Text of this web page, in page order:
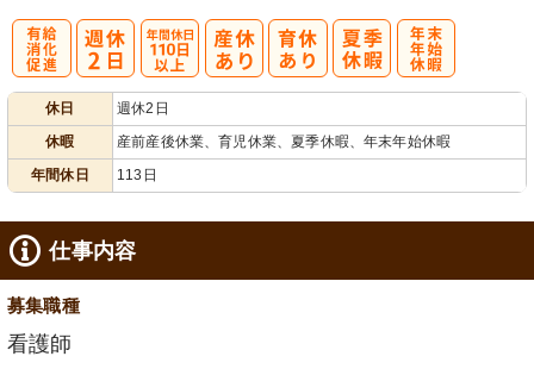
休日
週休2日
休暇
産前産後休業、育児休業、夏季休暇、年末年始休暇
年間休日
113日
仕事内容
募集職種
看護師